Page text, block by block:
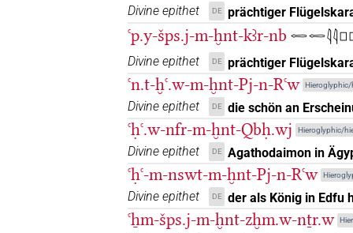
𓅓𓏅𓈖𓏏𓏭𓂉 ,2
𓅓𓏅𓈖𓏏𓏭𓂉𓏛 | 1× PREP:stpr (1
𓅓𓏅𓏏 | 10× ( 6
𓅓𓏅𓏏𓏏 | 1× PREP (1)
𓅓𔍻 | 1× PREP (1) | 1× PREP:stpr
𓅓𔍻𓈖𓏏 | 2× PREP
Divine epithet DE prächtiger
ꜥp.y-šps.j-m-ḫnt-kꜣr-nb
Divine epithet DE prächtiger
ꜥn.t-ḫꜥ.w-m-ḫnt-Pj-n-Rꜥw Hieroglyphic/
Divine epithet DE die schön an
ꜥḥꜥ.w-nfr-m-ḫnt-Qbḥ.wj Hieroglyphic/
Divine epithet DE Agathodaimon in
ꜥḥꜥ-m-nswt-m-ḫnt-Pj-n-Rꜥw
Divine epithet DE der als König in Edfu
ꜥẖm-šps.j-m-ḫnt-zḫm.w-nṯr.w